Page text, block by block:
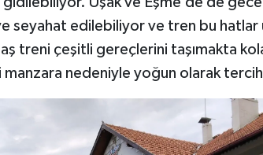
seyahat edilebiliyor ve tren bu
treni çeşitli gereçlerini taşımakta
manzara nedeniyle yoğun olarak